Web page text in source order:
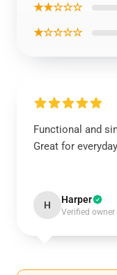
★★☆☆☆
★☆☆☆☆
Functional and
Great for
H Harper
Verified owner